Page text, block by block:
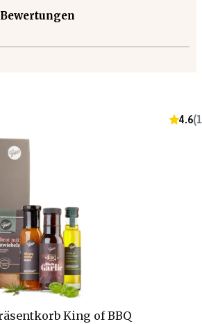
Bewertungen
4.6(
King of BBQ